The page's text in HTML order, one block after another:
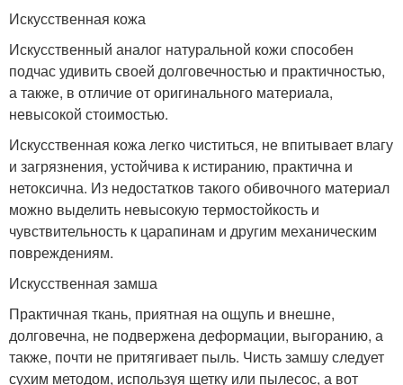
Искусственная кожа
Искусственный аналог натуральной кожи способен
подчас удивить своей долговечностью и практичностью,
а также, в отличие от оригинального материала,
невысокой стоимостью.
Искусственная кожа легко чиститься, не впитывает влагу
и загрязнения, устойчива к истиранию, практична и
нетоксична. Из недостатков такого обивочного материал
можно выделить невысокую термостойкость и
чувствительность к царапинам и другим механическим
повреждениям.
Искусственная замша
Практичная ткань, приятная на ощупь и внешне,
долговечна, не подвержена деформации, выгоранию, а
также, почти не притягивает пыль. Чисть замшу следует
сухим методом, используя щетку или пылесос, а вот